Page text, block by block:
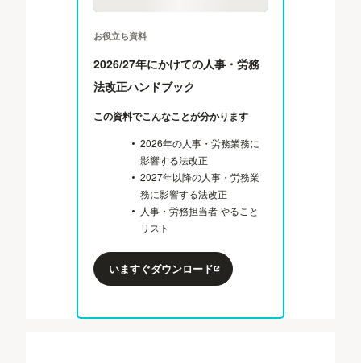
お役立ち資料
2026/27年にかけての人事・労務
法改正ハンドブック
この資料でこんなことが分かります
2026年の人事・労務業務に
影響する法改正
2027年以降の人事・労務業
務に影響する法改正
人事・労務担当者 やること
リスト
いますぐダウンロード